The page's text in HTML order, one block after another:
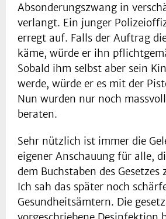
Absonderungszwang in
verlangt. Ein junger
erregt auf. Falls der Auftrag
käme, würde er ihn
Sobald ihm selbst aber sein
werde, würde er es mit der
Nun wurden nur noch
beraten.
Sehr nützlich ist immer die
eigener Anschauung für alle,
dem Buchstaben des
Ich sah das später noch
Gesundheitsämtern. Die